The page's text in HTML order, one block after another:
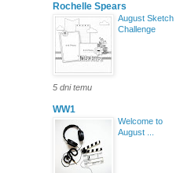
Rochelle Spears
August Sketch
Challenge
5 dni temu
WW1
Welcome to
August ...